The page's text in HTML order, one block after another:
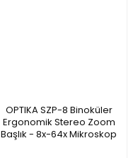
OPTIKA SZP-8 Binoküler
Ergonomik Stereo Zoom
Başlık - 8x-64x Mikroskop